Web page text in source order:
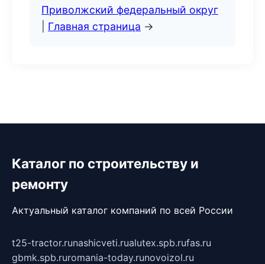
Приволжский федеральный округ
Главная страница →
Каталог по строительству и
ремонту
Актуальный каталог компаний по всей России
t25-tractor.runashicveti.rualutex.spb.rufas.ru
gbmk.spb.ruromania-today.runovoizol.ru